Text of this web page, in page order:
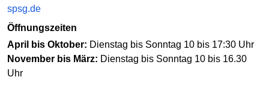
spsg.de
Öffnungszeiten
April bis Oktober: Dienstag bis Sonntag 10 bis 17:30 Uhr
November bis März: Dienstag bis Sonntag 10 bis 16.30
Uhr